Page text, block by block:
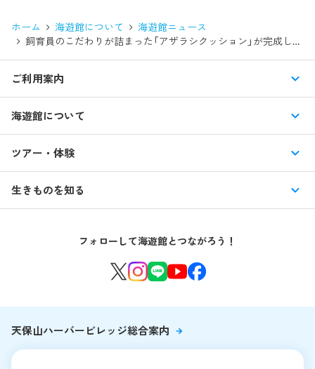
ホーム 海遊館について
海遊館ニュース
飼育員のこだわりが詰まった「アザラシクッション」が完成しました！
ご利用案内
入館料・その他チケット
交通アクセス・駐車場
館内情報
よくある質問・お問い合わせ
海遊館について
特別企画展
はじめての海遊館
ツアー・体験
海遊館ガイドツアー
音声ガイド / 海遊館探検隊 すたんぷノート
生きものたちのお食事タイム
生きものを知る
環境保全への取り組みフォローして海遊館とつながろう！
天保山ハーバービレッジ総合案内